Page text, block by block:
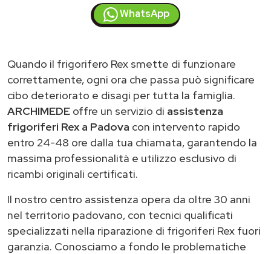
WhatsApp
Quando il frigorifero Rex smette di funzionare
correttamente, ogni ora che passa può significare
cibo deteriorato e disagi per tutta la famiglia.
ARCHIMEDE offre un servizio di assistenza
frigoriferi Rex a Padova con intervento rapido
entro 24-48 ore dalla tua chiamata, garantendo la
massima professionalità e utilizzo esclusivo di
ricambi originali certificati.
Il nostro centro assistenza opera da oltre 30 anni
nel territorio padovano, con tecnici qualificati
specializzati nella riparazione di frigoriferi Rex fuori
garanzia. Conosciamo a fondo le problematiche